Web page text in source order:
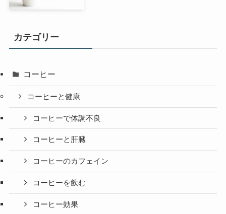
カテゴリー
コーヒー
コーヒーと健康
コーヒーで体調不良
コーヒーと肝臓
コーヒーのカフェイン
コーヒーを飲む
コーヒー効果